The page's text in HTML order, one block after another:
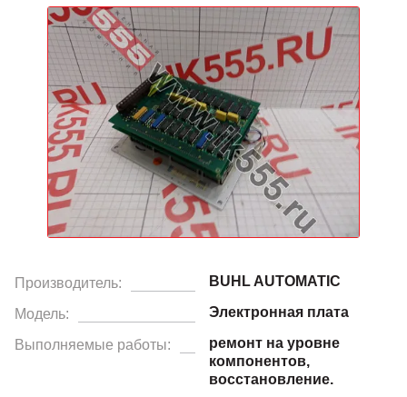
Производитель: BUHL AUTOMATIC
Модель: Электронная плата
Выполняемые работы:
ремонт на уровне
компонентов,
восстановление.